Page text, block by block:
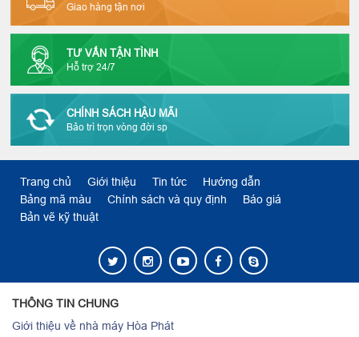
Giao hàng tận nơi
TƯ VẤN TẬN TÌNH
Hỗ trợ 24/7
CHÍNH SÁCH HẬU MÃI
Bảo trì trọn vòng đời sp
Trang chủ Giới thiệu Tin tức
Hướng dẫn
Bảng mã màu
Chính sách và quy định
Báo giá
Bản vẽ kỹ thuật
THÔNG TIN CHUNG
Giới thiệu về nhà máy Hòa Phát